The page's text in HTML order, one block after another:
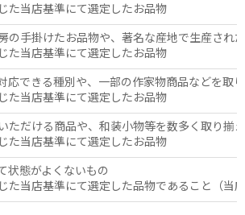
た当店基準にて選定したお品物
の手掛けたお品物や、著名な産地で生産され
た当店基準にて選定したお品物
応できる種別や、一部の作家物商品などを取
た当店基準にて選定したお品物
ただける商品や、和装小物等を数多く取り揃
た当店基準にて選定したお品物
状態がよくないもの
た当店基準にて選定した品物であること（当